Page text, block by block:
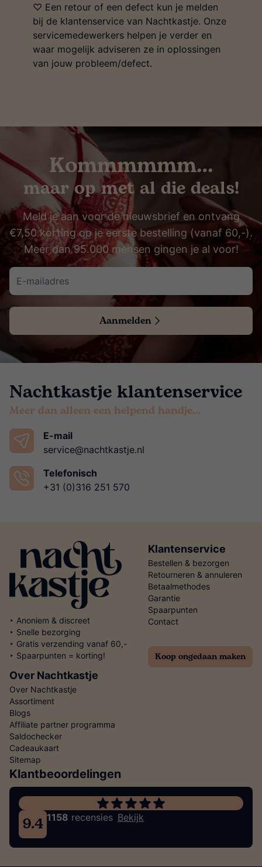
♡ Een retour of een defect kun je melden
bij de klantenservice van Nachtkastje. Onze
servicemedewerkers helpen je verder en
waar mogelijk adviseren ze in oplossingen
van jouw probleem/defect.
Kommmmmm…
maar op met al die deals!
Meld je aan voor de nieuwsbrief en ontvang
€7,50 korting op je eerste bestelling (vanaf 60,-).
Meer dan 95.000 mensen gingen je al voor!
Aanmelden
Nachtkastje klantenservice
Meer dan alleen een helpend handje…
E-mail
service@nachtkastje.nl
Telefonisch
+31 (0)316 251 570
‣ Anoniem & discreet
‣ Snelle bezorging
‣ Gratis verzending vanaf 60,-
‣ Spaarpunten = korting!
Klantenservice
Bestellen & bezorgen
Retourneren & annuleren
Betaalmethodes
Garantie
Spaarpunten
Contact
Koop ongedaan maken
Over Nachtkastje
Over Nachtkastje
Assortiment
Blogs
Affiliate partner programma
Saldochecker
Cadeaukaart
Sitemap
Klantbeoordelingen
9.4 1158 recensies Bekijk